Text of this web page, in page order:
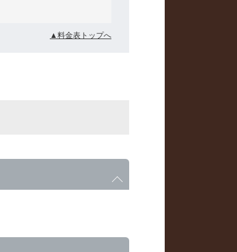
▲料金表トップへ